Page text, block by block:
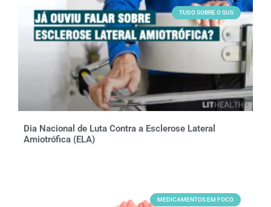
TUDO SOBRE O SUS
Dia Nacional de Luta Contra a Esclerose Lateral
Amiotrófica (ELA)
MEDICAMENTOS EM FOCO